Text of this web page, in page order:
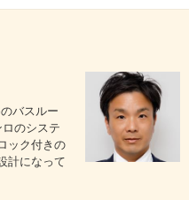
バスルー
のシステ
ック付きの
計になって